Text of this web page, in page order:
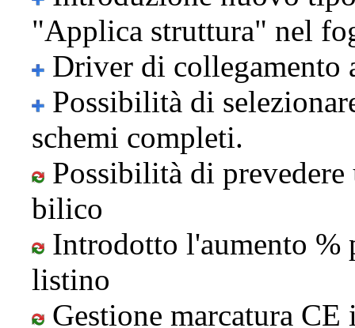
"Applica struttura" nel
Driver di collegamento
Possibilità di
schemi completi.
Possibilità di
bilico
Introdotto l'aumento
listino
Gestione marcatura